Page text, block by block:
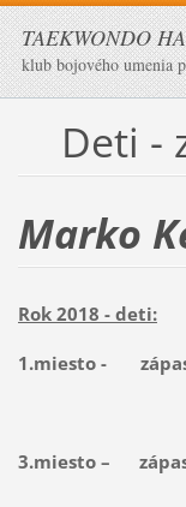
TAEKWONDO
klub bojového umenia
Deti -
Marko
Rok 2018 - deti:
1.miesto -
3.miesto –